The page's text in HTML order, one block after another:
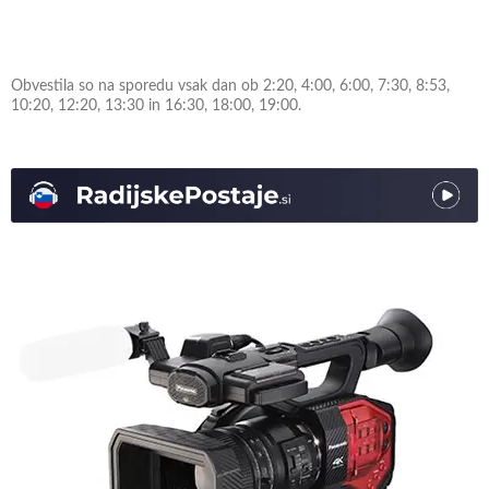
Obvestila so na sporedu vsak dan ob 2:20, 4:00, 6:00, 7:30, 8:53,
10:20, 12:20, 13:30 in 16:30, 18:00, 19:00.